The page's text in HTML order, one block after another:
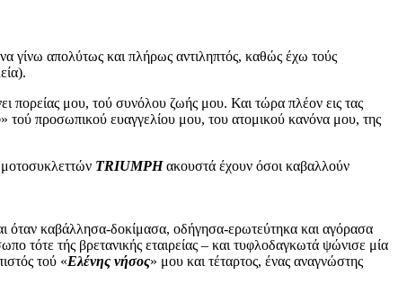
γίνω απολύτως και πλήρως αντιληπτός, καθώς έχω τούς
πορείας μου, τού συνόλου ζωής μου. Και τώρα πλέον εις τας
» τού προσωπικού ευαγγελίου μου, του ατομικού κανόνα μου, της
μοτοσυκλεττών TRIUMPHακουστά έχουν όσοι καβαλλούν
όταν καβάλλησα-δοκίμασα, οδήγησα-ερωτεύτηκα και αγόρασα
τότε τής βρετανικής εταιρείας – και τυφλοδαγκωτά ψώνισε μία
τού «Ελένης νήσος» μου και τέταρτος, ένας αναγνώστης